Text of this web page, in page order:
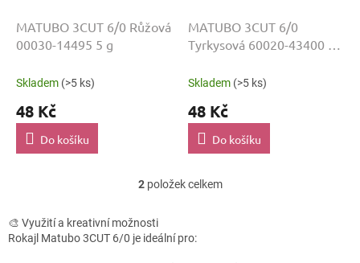
MATUBO 3CUT 6/0 Růžová
00030-14495 5 g
Skladem (>5 ks)
48 Kč
Do košíku
MATUBO 3CUT 6/0
Tyrkysová 60020-43400 5
Skladem (>5 ks)
48 Kč
Do košíku
O
á
2položek celkem
🎨 Využití a kreativní možnosti
Rokajl Matubo 3CUT 6/0 je ideální pro: